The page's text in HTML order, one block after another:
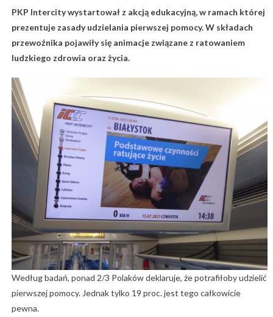
PKP Intercity wystartował z akcją edukacyjną, w ramach której
prezentuje zasady udzielania pierwszej pomocy. W składach
przewoźnika pojawiły się animacje związane z ratowaniem
ludzkiego zdrowia oraz życia.
Według badań, ponad 2/3 Polaków deklaruje, że potrafiłoby udzielić
pierwszej pomocy. Jednak tylko 19 proc. jest tego całkowicie
pewna.